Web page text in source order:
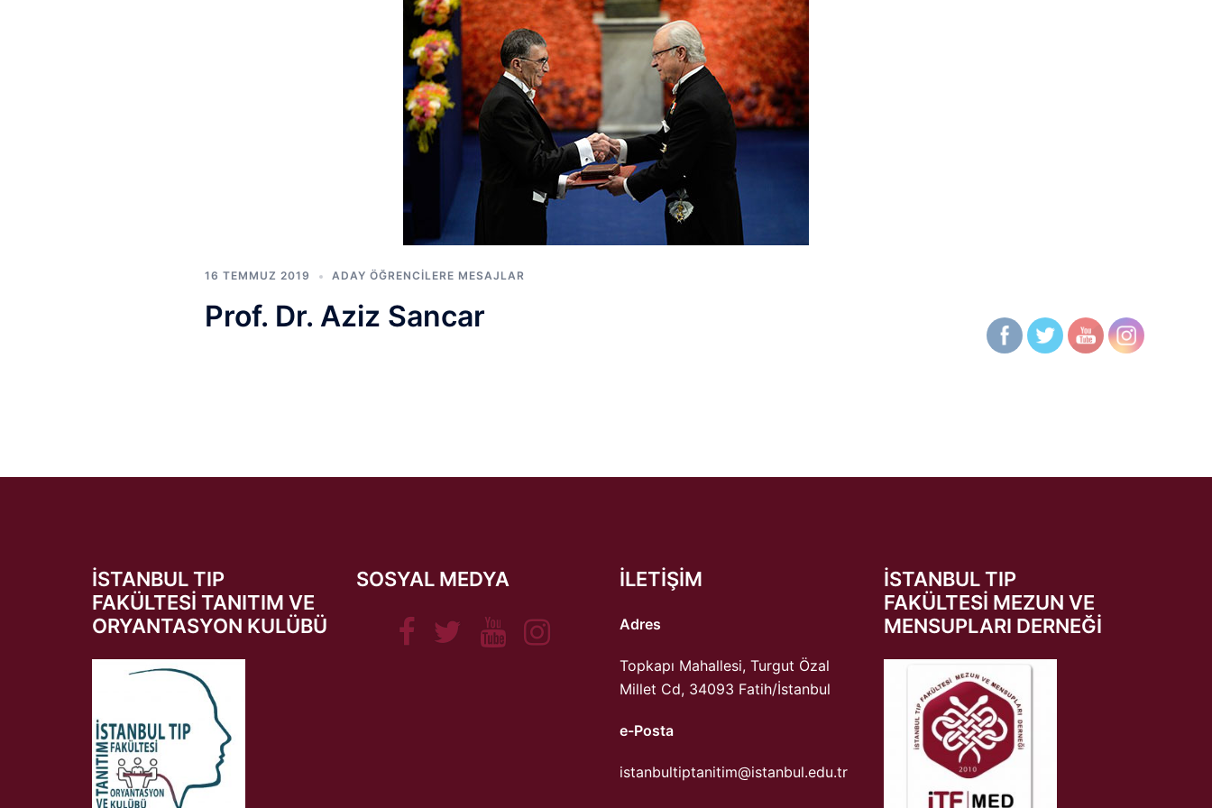
16 TEMMUZ 2019 ADAY ÖĞRENCILERE MESAJLAR
Prof. Dr. Aziz Sancar
İSTANBUL TIP
FAKÜLTESI TANITIM VE
ORYANTASYON KULÜBÜ
SOSYAL MEDYA
FacebookTwitter YoutubeInstagram
ILETIŞIM
Adres
Topkapı Mahallesi, Turgut Özal
Millet Cd, 34093 Fatih/İstanbul
e-Posta
istanbultiptanitim@istanbul.edu.tr
ISTANBUL TIP
FAKÜLTESI MEZUN VE
MENSUPLARI DERNEĞI